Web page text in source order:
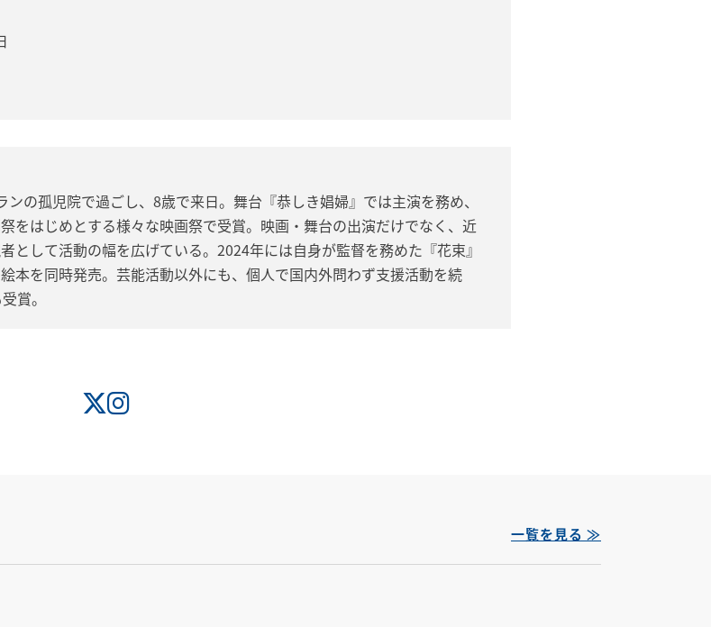
の孤児院で過ごし、8歳で来日。舞台『恭しき娼婦』では主演を務め、
をはじめとする様々な映画祭で受賞。映画・舞台の出演だけでなく、近
として活動の幅を広げている。2024年には自身が監督を務めた『花束』
本を同時発売。芸能活動以外にも、個人で国内外問わず支援活動を続
賞。
一覧を見る ≫